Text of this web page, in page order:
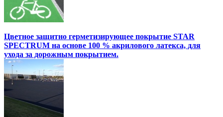
Цветное защитно герметизирующее покрытие STAR
SPECTRUM на основе 100 % акрилового латекса, для
ухода за дорожным покрытием.